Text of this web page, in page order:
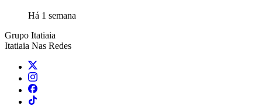
Há 1 semana
Grupo Itatiaia
Itatiaia Nas Redes